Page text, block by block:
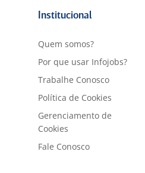
Institucional
Quem somos?
Por que usar Infojobs?
Trabalhe Conosco
Política de Cookies
Gerenciamento de
Cookies
Fale Conosco